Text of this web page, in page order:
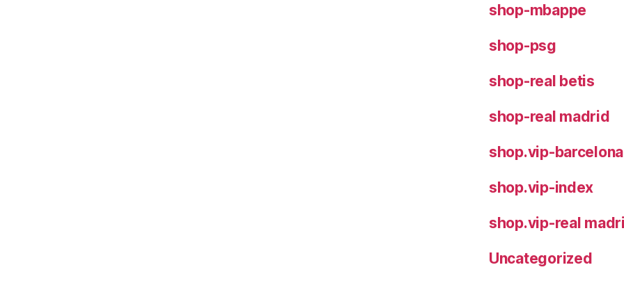
shop-mbappe
shop-psg
shop-real betis
shop-real madrid
shop.vip-barcelona
shop.vip-index
shop.vip-real
Uncategorized